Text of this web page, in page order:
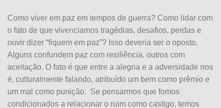
Como viver em paz em tempos de guerra? Como lidar com
o fato de que vivenciamos tragédias, desafios, perdas e
ouvir dizer “fiquem em paz”? Isso deveria ser o oposto.
Alguns confundem paz com resiliência, outros com
aceitação. O fato é que entre a alegria e a adversidade nos
é, culturalmente falando, atribuído um bem como prêmio e
um mal como punição. Se pensarmos que fomos
condicionados a relacionar o ruim como castigo, temos